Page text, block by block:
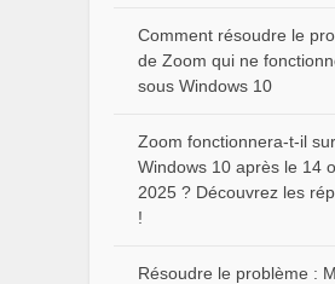
Comment résoudre le
de Zoom qui ne
sous Windows 10
Zoom fonctionnera-t-il sur
Windows 10 après le 14
2025 ? Découvrez les
!
Résoudre le problème :